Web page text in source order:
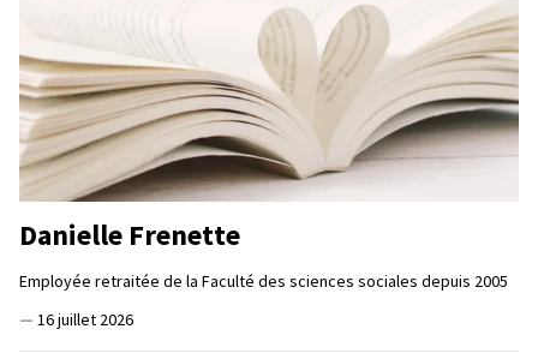
Danielle Frenette
Employée retraitée de la Faculté des sciences sociales depuis 2005
— 16 juillet 2026